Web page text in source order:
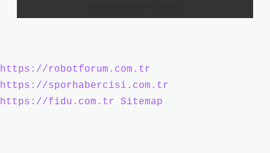
https://robotforum.com.tr
https://sporhabercisi.com.tr
https://fidu.com.tr
Sitemap